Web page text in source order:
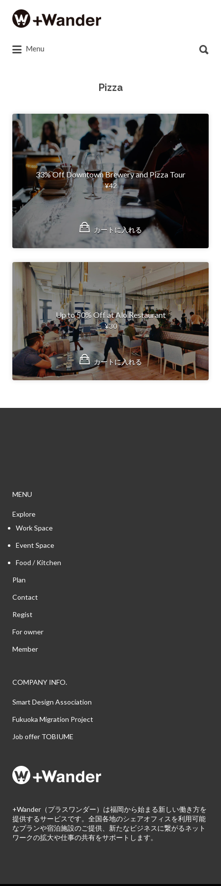
Search
for:
Menu
for:
Pizza
33% Off Downtown Brewery and Pizza Tour
¥42
カートに入れる
カートに入れる
Up to 50% Off at Alo Restaurant
¥30
カートに入れる
カートに入れる
MENU
Explore
Work Space
Event Space
Food / Kitchen
Plan
Contact
Regist
For owner
Member
COMPANY INFO.
Smart Design Association
Fukuoka Migration Project
Job offer TOBIUME
+Wander（プラスワンダー）は福岡から始まる新しい働き方を
提供するサービスです。全国各地のシェアオフィスを利用可能
なプランや宿泊施設のご提供、新たなビジネスに繋がるネット
ワークの拡大や仕事の共有をサポートします。